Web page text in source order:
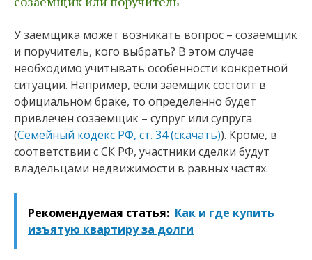
У заемщика может возникать вопрос – созаемщик
и поручитель, кого выбрать? В этом случае
необходимо учитывать особенности конкретной
ситуации. Например, если заемщик состоит в
официальном браке, то определенно будет
привлечен созаемщик – супруг или супруга
(Семейный кодекс РФ, ст. 34 (скачать)). Кроме, в
соответствии с СК РФ, участники сделки будут
владельцами недвижимости в равных частях.
Рекомендуемая статья: Как и где купить
изъятую квартиру за долги